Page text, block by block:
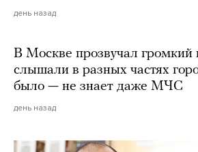
день назад
В Москве прозвучал громкий
слышали в разных частях
было — не знает даже МЧС
день назад